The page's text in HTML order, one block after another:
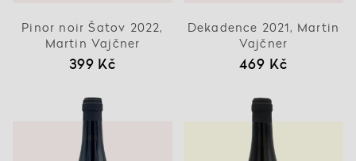
Pinor noir Šatov 2022,
Martin Vajčner
399 Kč
Dekadence 2021, Martin
Vajčner
469 Kč